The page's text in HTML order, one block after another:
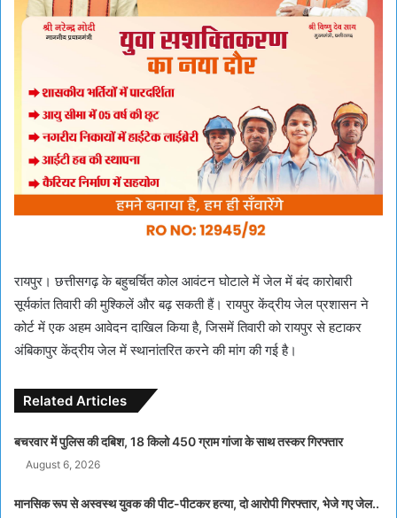
रायपुर। छत्तीसगढ़ के बहुचर्चित कोल आवंटन घोटाले में जेल में बंद कारोबारी
सूर्यकांत तिवारी की मुश्किलें और बढ़ सकती हैं। रायपुर केंद्रीय जेल प्रशासन ने
कोर्ट में एक अहम आवेदन दाखिल किया है, जिसमें तिवारी को रायपुर से हटाकर
अंबिकापुर केंद्रीय जेल में स्थानांतरित करने की मांग की गई है।
Related Articles
बचरवार में पुलिस की दबिश, 18 किलो 450 ग्राम गांजा के साथ तस्कर गिरफ्तार
August 6, 2026
मानसिक रूप से अस्वस्थ युवक की पीट-पीटकर हत्या, दो आरोपी गिरफ्तार, भेजे गए जेल..